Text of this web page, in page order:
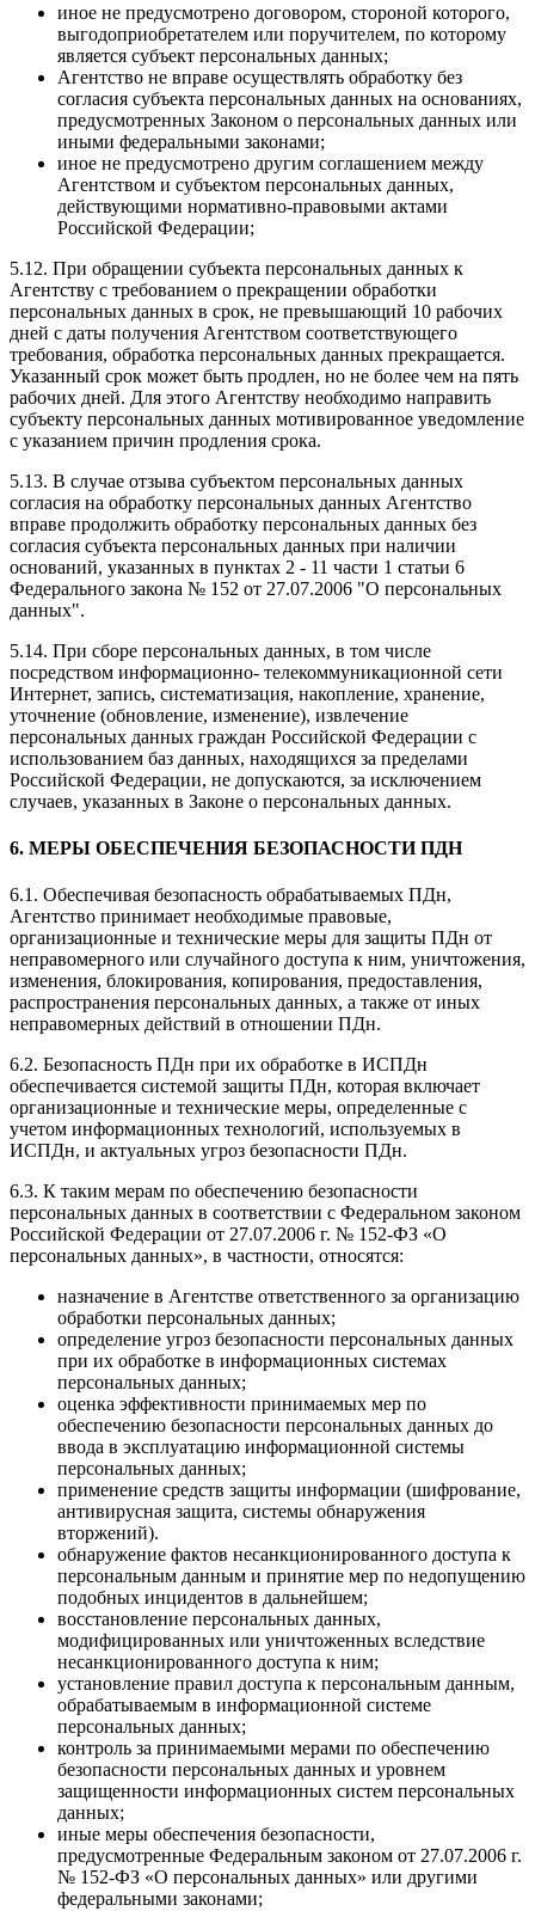
иное не предусмотрено договором, стороной которого,
выгодоприобретателем или поручителем, по которому
является субъект персональных данных;
Агентство не вправе осуществлять обработку без
согласия субъекта персональных данных на основаниях,
предусмотренных Законом о персональных данных или
иными федеральными законами;
иное не предусмотрено другим соглашением между
Агентством и субъектом персональных данных,
действующими нормативно-правовыми актами
Российской Федерации;
5.12. При обращении субъекта персональных данных к
Агентству с требованием о прекращении обработки
персональных данных в срок, не превышающий 10 рабочих
дней с даты получения Агентством соответствующего
требования, обработка персональных данных прекращается.
Указанный срок может быть продлен, но не более чем на пять
рабочих дней. Для этого Агентству необходимо направить
субъекту персональных данных мотивированное уведомление
с указанием причин продления срока.
5.13. В случае отзыва субъектом персональных данных
согласия на обработку персональных данных Агентство
вправе продолжить обработку персональных данных без
согласия субъекта персональных данных при наличии
оснований, указанных в пунктах 2 - 11 части 1 статьи 6
Федерального закона № 152 от 27.07.2006 "О персональных
данных".
5.14. При сборе персональных данных, в том числе
посредством информационно- телекоммуникационной сети
Интернет, запись, систематизация, накопление, хранение,
уточнение (обновление, изменение), извлечение
персональных данных граждан Российской Федерации с
использованием баз данных, находящихся за пределами
Российской Федерации, не допускаются, за исключением
случаев, указанных в Законе о персональных данных.
6. МЕРЫ ОБЕСПЕЧЕНИЯ БЕЗОПАСНОСТИ ПДН
6.1. Обеспечивая безопасность обрабатываемых ПДн,
Агентство принимает необходимые правовые,
организационные и технические меры для защиты ПДн от
неправомерного или случайного доступа к ним, уничтожения,
изменения, блокирования, копирования, предоставления,
распространения персональных данных, а также от иных
неправомерных действий в отношении ПДн.
6.2. Безопасность ПДн при их обработке в ИСПДн
обеспечивается системой защиты ПДн, которая включает
организационные и технические меры, определенные с
учетом информационных технологий, используемых в
ИСПДн, и актуальных угроз безопасности ПДн.
6.3. К таким мерам по обеспечению безопасности
персональных данных в соответствии с Федеральном законом
Российской Федерации от 27.07.2006 г. № 152-ФЗ «О
персональных данных», в частности, относятся:
назначение в Агентстве ответственного за организацию
обработки персональных данных;
определение угроз безопасности персональных данных
при их обработке в информационных системах
персональных данных;
оценка эффективности принимаемых мер по
обеспечению безопасности персональных данных до
ввода в эксплуатацию информационной системы
персональных данных;
применение средств защиты информации (шифрование,
антивирусная защита, системы обнаружения
вторжений).
обнаружение фактов несанкционированного доступа к
персональным данным и принятие мер по недопущению
подобных инцидентов в дальнейшем;
восстановление персональных данных,
модифицированных или уничтоженных вследствие
несанкционированного доступа к ним;
установление правил доступа к персональным данным,
обрабатываемым в информационной системе
персональных данных;
контроль за принимаемыми мерами по обеспечению
безопасности персональных данных и уровнем
защищенности информационных систем персональных
данных;
иные меры обеспечения безопасности,
предусмотренные Федеральным законом от 27.07.2006 г.
№ 152-ФЗ «О персональных данных» или другими
федеральными законами;